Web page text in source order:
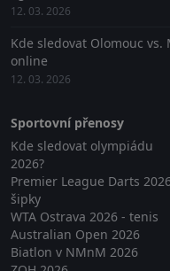
12. 03. 2026
Kde sledovat Olomouc vs.
online
12. 03. 2026
Sportovní přenosy
Kde sledovat olympiádu
2026?
Premier League Darts
šipky
WTA Ostrava 2026 - tenis
Australian Open 2026
Biatlon v NMnM 2026